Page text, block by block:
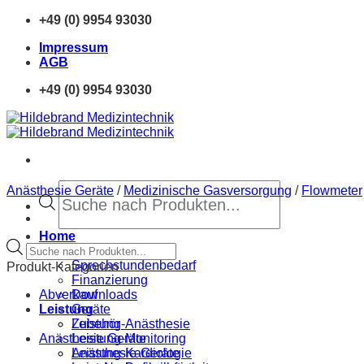
Zum
springen
+49 (0) 9954 93030
Impressum
AGB
+49 (0) 9954 93030
Products
search
Home
Neue Produkte
Sprechstundenbedarf
Finanzierung
Downloads
Leistung
Leistung-Anästhesie
Leistung-Monitoring
Leistung-Kardiologie
Anästhesie Geräte / Medizinische Gasversorgung / Flowmeter
Products
search
Produkt-Kategorien
Abverkauf
Geräte
Zubehör
Anästhesie Geräte
Anästhesie-Geräte